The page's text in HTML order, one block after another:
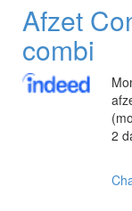
Afzet
combi
2